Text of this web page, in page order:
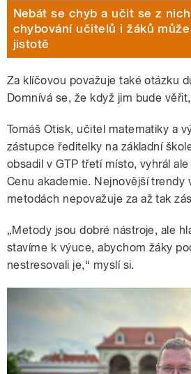
Nebát se chyb a učit se z
chybování učitelů i žáků
jistotě
Za klíčovou považuje také otázku
Domnívá se, že když jim bude
Tomáš Otisk, učitel matematiky a
zástupce ředitelky na základní
obsadil v GTP třetí místo, vyhrál
Cenu akademie. Nejnovější trendy
metodách nepovažuje za až tak
„Metody jsou dobré nástroje, ale
stavíme k výuce, abychom žáky
nestresovali je,“ myslí si.